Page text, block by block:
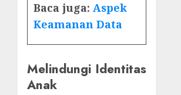
Baca juga: Aspek
Keamanan Data
Melindungi Identitas
Anak